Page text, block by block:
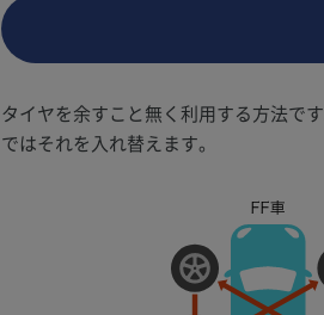
タイヤを余すこと無く利用する方法で
ではそれを入れ替えます。